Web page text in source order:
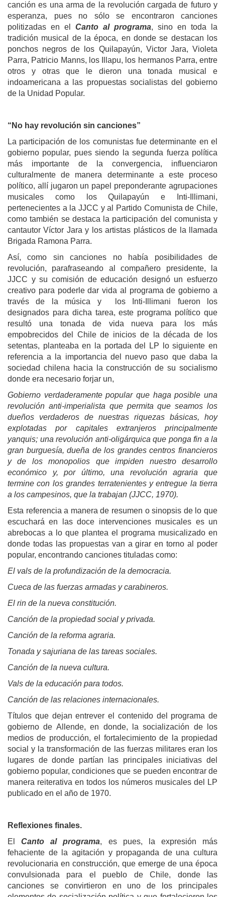
canción es una arma de la revolución cargada de futuro y
esperanza, pues no sólo se encontraron canciones
politizadas en el Canto al programa, sino en toda la
tradición musical de la época, en donde se destacan los
ponchos negros de los Quilapayún, Victor Jara, Violeta
Parra, Patricio Manns, los Illapu, los hermanos Parra, entre
otros y otras que le dieron una tonada musical e
indoamericana a las propuestas socialistas del gobierno
de la Unidad Popular.
“No hay revolución sin canciones”
La participación de los comunistas fue determinante en el
gobierno popular, pues siendo la segunda fuerza política
más importante de la convergencia, influenciaron
culturalmente de manera determinante a este proceso
político, allí jugaron un papel preponderante agrupaciones
musicales como los Quilapayún e Inti-Illimani,
pertenecientes a la JJCC y al Partido Comunista de Chile,
como también se destaca la participación del comunista y
cantautor Víctor Jara y los artistas plásticos de la llamada
Brigada Ramona Parra.
Así, como sin canciones no había posibilidades de
revolución, parafraseando al compañero presidente, la
JJCC y su comisión de educación designó un esfuerzo
creativo para poderle dar vida al programa de gobierno a
través de la música y los Inti-Illimani fueron los
designados para dicha tarea, este programa político que
resultó una tonada de vida nueva para los más
empobrecidos del Chile de inicios de la década de los
setentas, planteaba en la portada del LP lo siguiente en
referencia a la importancia del nuevo paso que daba la
sociedad chilena hacia la construcción de su socialismo
donde era necesario forjar un,
Gobierno verdaderamente popular que haga posible una
revolución anti-imperialista que permita que seamos los
dueños verdaderos de nuestras riquezas básicas, hoy
explotadas por capitales extranjeros principalmente
yanquis; una revolución anti-oligárquica que ponga fin a la
gran burguesía, dueña de los grandes centros financieros
y de los monopolios que impiden nuestro desarrollo
económico y, por último, una revolución agraria que
termine con los grandes terratenientes y entregue la tierra
a los campesinos, que la trabajan (JJCC, 1970).
Esta referencia a manera de resumen o sinopsis de lo que
escuchará en las doce intervenciones musicales es un
abrebocas a lo que plantea el programa musicalizado en
donde todas las propuestas van a girar en torno al poder
popular, encontrando canciones tituladas como:
El vals de la profundización de la democracia.
Cueca de las fuerzas armadas y carabineros.
El rin de la nueva constitución.
Canción de la propiedad social y privada.
Canción de la reforma agraria.
Tonada y sajuriana de las tareas sociales.
Canción de la nueva cultura.
Vals de la educación para todos.
Canción de las relaciones internacionales.
Títulos que dejan entrever el contenido del programa de
gobierno de Allende, en donde, la socialización de los
medios de producción, el fortalecimiento de la propiedad
social y la transformación de las fuerzas militares eran los
lugares de donde partían las principales iniciativas del
gobierno popular, condiciones que se pueden encontrar de
manera reiterativa en todos los números musicales del LP
publicado en el año de 1970.
Reflexiones finales.
ElCanto al programa, es pues, la expresión más
fehaciente de la agitación y propaganda de una cultura
revolucionaria en construcción, que emerge de una época
convulsionada para el pueblo de Chile, donde las
canciones se convirtieron en uno de los principales